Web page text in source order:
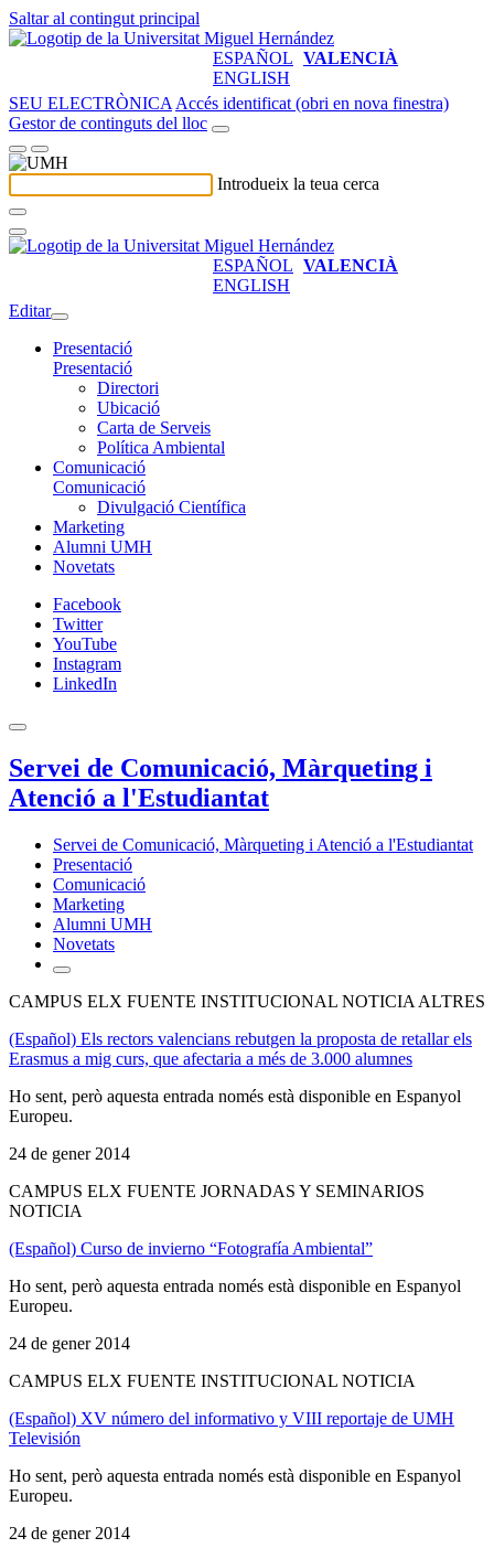
Saltar al contingut principal
ESPAÑOL VALENCIÀ
ENGLISH
SEU ELECTRÒNICA Accés identificat (obri en nova finestra)
Gestor de continguts del lloc
Introdueix la teua cerca
ESPAÑOL VALENCIÀ
ENGLISH
Editar
Presentació
Presentació
Directori
Ubicació
Carta de Serveis
Política Ambiental
Comunicació
Comunicació
Divulgació Científica
Marketing
Alumni UMH
Novetats
Facebook
Twitter
YouTube
Instagram
LinkedIn
Servei de Comunicació, Màrqueting i
Atenció a l'Estudiantat
Servei de Comunicació, Màrqueting i Atenció a l'Estudiantat
Presentació
Comunicació
Marketing
Alumni UMH
Novetats
CAMPUS ELX FUENTE INSTITUCIONAL NOTICIA ALTRES
(Español) Els rectors valencians rebutgen la proposta de retallar els
Erasmus a mig curs, que afectaria a més de 3.000 alumnes
Ho sent, però aquesta entrada només està disponible en Espanyol
Europeu.
24 de gener 2014
CAMPUS ELX FUENTE JORNADAS Y SEMINARIOS
NOTICIA
(Español) Curso de invierno “Fotografía Ambiental”
Ho sent, però aquesta entrada només està disponible en Espanyol
Europeu.
24 de gener 2014
CAMPUS ELX FUENTE INSTITUCIONAL NOTICIA
(Español) XV número del informativo y VIII reportaje de UMH
Televisión
Ho sent, però aquesta entrada només està disponible en Espanyol
Europeu.
24 de gener 2014